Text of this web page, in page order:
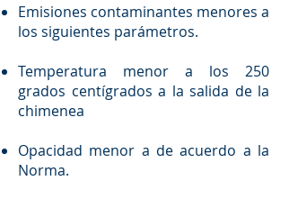
Emisiones contaminantes menores a
los siguientes parámetros.
Temperatura menor a los 250
grados centígrados a la salida de la
chimenea
Opacidad menor a de acuerdo a la
Norma.